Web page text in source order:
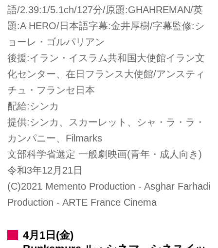
語/2.39:1/5.1ch/127分/原題:GHAHREMAN/英
題:A HERO/日本語字幕:金井厚樹/字幕監修:シ
ョーレ・ゴルパリアン
後援:イラン・イスラム共和国大使館イラン文
化センター、在日フランス大使館/アンスティ
チュ・フランセ日本
配給:シンカ
提供:シンカ、スカーレット、シャ・ラ・ラ・
カンパニー、Filmarks
文部科学省選定 一般劇映画(青年・成人向き)
令和3年12月21日
(C)2021 Memento Production - Asghar Farhadi
Production - ARTE France Cinema
4月1日(金)